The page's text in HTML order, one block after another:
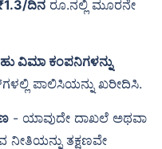
ದಿನ ರೂ.ನಲ್ಲಿ ಮೂರನೇ
ವಿಮಾ ಕಂಪನಿಗಳನ್ನು
ಪಾಲಿಸಿಯನ್ನು ಖರೀದಿಸಿ.
- ಯಾವುದೇ ದಾಖಲೆ ಅಥವಾ
ನೀತಿಯನ್ನು ತಕ್ಷಣವೇ